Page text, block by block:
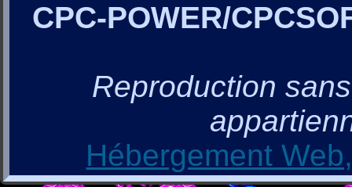
CPC-POWER/
Reproduction
Hébergement